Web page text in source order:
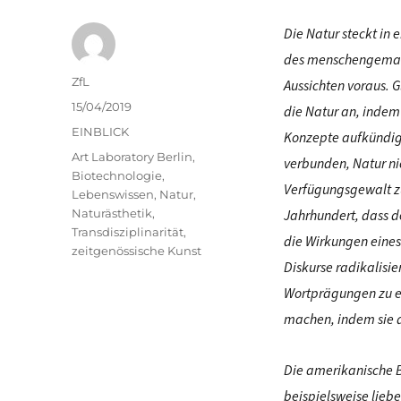
Die Natur steckt in
des menschen
Aussichten voraus.
die Natur an,
Konzepte
verbunden, Natur
Verfügungsgewalt
Jahrhundert, dass
die Wirkungen
Diskurse
Wortprägungen zu
machen, indem sie
Die amerikanische
beispielsweise
Autor
ZfL
Veröffentlicht
15/04/2019
Kategorien
EINBLICK
Schlagwörter
Art Laboratory Berlin,
Biotechnologie,
Lebenswissen, Natur,
Naturästhetik,
Transdisziplinarität,
zeitgenössische Kunst